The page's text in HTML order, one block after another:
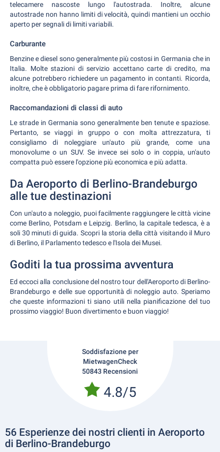
telecamere nascoste lungo l'autostrada. Inoltre, alcune
autostrade non hanno limiti di velocità, quindi mantieni un occhio
aperto per segnali di limiti variabili.
Carburante
Benzine e diesel sono generalmente più costosi in Germania che in
Italia. Molte stazioni di servizio accettano carte di credito, ma
alcune potrebbero richiedere un pagamento in contanti. Ricorda,
inoltre, che è obbligatorio pagare prima di fare rifornimento.
Raccomandazioni di classi di auto
Le strade in Germania sono generalmente ben tenute e spaziose.
Pertanto, se viaggi in gruppo o con molta attrezzatura, ti
consigliamo di noleggiare un'auto più grande, come una
monovolume o un SUV. Se invece sei solo o in coppia, un'auto
compatta può essere l'opzione più economica e più adatta.
Da Aeroporto di Berlino-Brandeburgo
alle tue destinazioni
Con un'auto a noleggio, puoi facilmente raggiungere le città vicine
come Berlino, Potsdam e Leipzig. Berlino, la capitale tedesca, è a
soli 30 minuti di guida. Scopri la storia della città visitando il Muro
di Berlino, il Parlamento tedesco e l'Isola dei Musei.
Goditi la tua prossima avventura
Ed eccoci alla conclusione del nostro tour dell'Aeroporto di Berlino-
Brandeburgo e delle sue opportunità di noleggio auto. Speriamo
che queste informazioni ti siano utili nella pianificazione del tuo
prossimo viaggio! Buon divertimento e buon viaggio!
Soddisfazione per
MietwagenCheck
50843 Recensioni
4.8/5
56 Esperienze dei nostri clienti in Aeroporto
di Berlino-Brandeburgo